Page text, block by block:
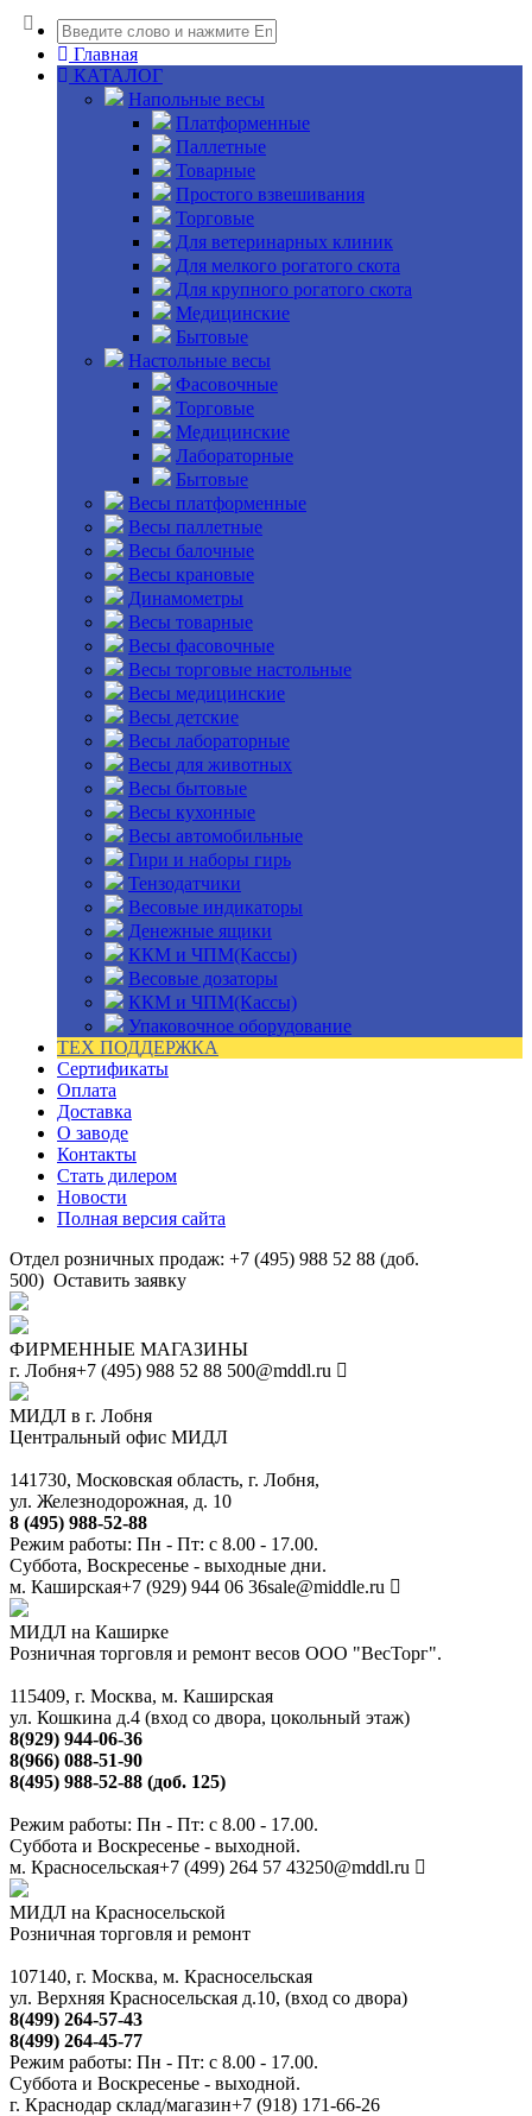
Главная
КАТАЛОГ
Напольные весы
Платформенные
Паллетные
Товарные
Простого взвешивания
Торговые
Для ветеринарных клиник
Для мелкого рогатого скота
Для крупного рогатого скота
Медицинские
Бытовые
Настольные весы
Фасовочные
Торговые
Медицинские
Лабораторные
Бытовые
Весы платформенные
Весы паллетные
Весы балочные
Весы крановые
Динамометры
Весы товарные
Весы фасовочные
Весы торговые настольные
Весы медицинские
Весы детские
Весы лабораторные
Весы для животных
Весы бытовые
Весы кухонные
Весы автомобильные
Гири и наборы гирь
Тензодатчики
Весовые индикаторы
Денежные ящики
ККМ и ЧПМ(Кассы)
Весовые дозаторы
ККМ и ЧПМ(Кассы)
Упаковочное оборудование
ТЕХ ПОДДЕРЖКА
Сертификаты
Оплата
Доставка
О заводе
Контакты
Стать дилером
Новости
Полная версия сайта
Отдел розничных продаж: +7 (495) 988 52 88 (доб.
500) Оставить заявку
ФИРМЕННЫЕ МАГАЗИНЫ
г. Лобня+7 (495) 988 52 88 500@mddl.ru
МИДЛ в г. Лобня
Центральный офис МИДЛ
141730, Московская область, г. Лобня,
ул. Железнодорожная, д. 10
8 (495) 988-52-88
Режим работы: Пн - Пт: с 8.00 - 17.00.
Суббота, Воскресенье - выходные дни.
м. Каширская+7 (929) 944 06 36sale@middle.ru
МИДЛ на Каширке
Розничная торговля и ремонт весов ООО "ВесТорг".
115409, г. Москва, м. Каширская
ул. Кошкина д.4 (вход со двора, цокольный этаж)
8(929) 944-06-36
8(966) 088-51-90
8(495) 988-52-88 (доб. 125)
Режим работы: Пн - Пт: с 8.00 - 17.00.
Суббота и Воскресенье - выходной.
м. Красносельская+7 (499) 264 57 43250@mddl.ru
МИДЛ на Красносельской
Розничная торговля и ремонт
107140, г. Москва, м. Красносельская
ул. Верхняя Красносельская д.10, (вход со двора)
8(499) 264-57-43
8(499) 264-45-77
Режим работы: Пн - Пт: с 8.00 - 17.00.
Суббота и Воскресенье - выходной.
г. Краснодар склад/магазин+7 (918) 171-66-26